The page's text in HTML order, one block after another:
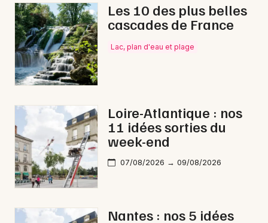
Newsletter des sorties
Artistes en tournée
Actus à Châteaubriant
Magazine à Châteaubriant
Les 10 des plus belles
cascades de France
Lac, plan d'eau et plage
Loire-Atlantique : nos
11 idées sorties du
week-end
07/08/2026 → 09/08/2026
Nantes : nos 5 idées